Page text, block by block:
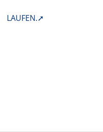
LAUFEN.➚